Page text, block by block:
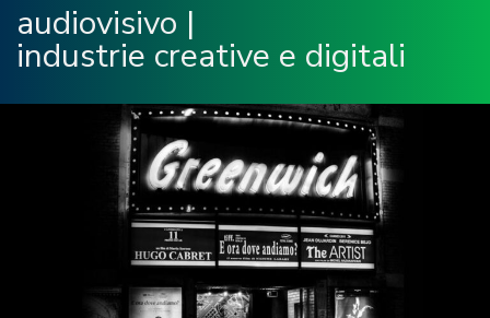
audiovisivo |
industrie creative e digitali